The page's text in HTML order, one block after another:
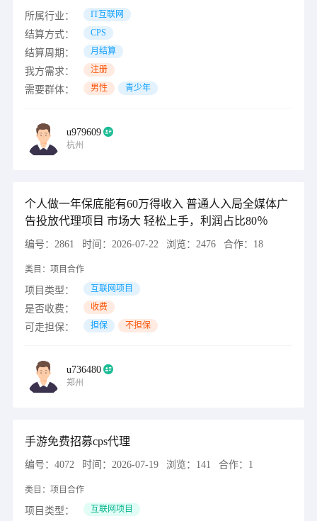
所属行业： IT互联网
结算方式： CPS
结算周期： 月结算
我方需求： 注册
需要群体： 男性 青少年
u979609
杭州
个人做一年保底能有60万得收入 普通人入局全媒体广
告投放代理项目 市场大 轻松上手，利润占比80％
编号： 2861 时间： 2026-07-22 浏览： 2476 合作： 18
类目： 项目合作
项目类型： 互联网项目
是否收费： 收费
可走担保： 担保 不担保
u736480
郑州
手游免费招募cps代理
编号： 4072 时间： 2026-07-19 浏览： 141 合作： 1
类目： 项目合作
项目类型： 互联网项目